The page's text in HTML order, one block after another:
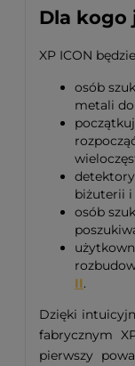
Dla kogo
XP ICON
osób
metali
biżuterii
osób
II.
Dzięki
fabrycznym
pierwszy